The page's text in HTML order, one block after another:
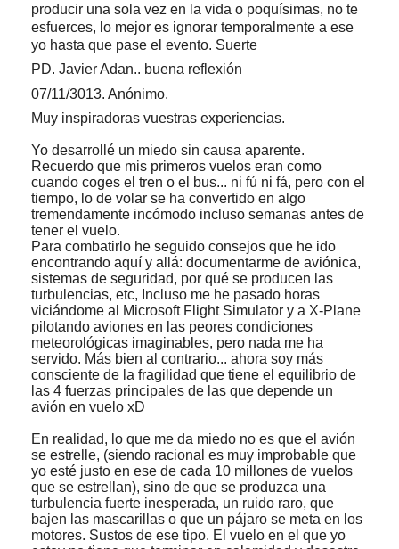
producir una sola vez en la vida o poquísimas, no te
esfuerces, lo mejor es ignorar temporalmente a ese
yo hasta que pase el evento. Suerte
PD. Javier Adan.. buena reflexión
07/11/3013. Anónimo.
Muy inspiradoras vuestras experiencias.
Yo desarrollé un miedo sin causa aparente.
Recuerdo que mis primeros vuelos eran como
cuando coges el tren o el bus... ni fú ni fá, pero con el
tiempo, lo de volar se ha convertido en algo
tremendamente incómodo incluso semanas antes de
tener el vuelo.
Para combatirlo he seguido consejos que he ido
encontrando aquí y allá: documentarme de aviónica,
sistemas de seguridad, por qué se producen las
turbulencias, etc, Incluso me he pasado horas
viciándome al Microsoft Flight Simulator y a X-Plane
pilotando aviones en las peores condiciones
meteorológicas imaginables, pero nada me ha
servido. Más bien al contrario... ahora soy más
consciente de la fragilidad que tiene el equilibrio de
las 4 fuerzas principales de las que depende un
avión en vuelo xD
En realidad, lo que me da miedo no es que el avión
se estrelle, (siendo racional es muy improbable que
yo esté justo en ese de cada 10 millones de vuelos
que se estrellan), sino de que se produzca una
turbulencia fuerte inesperada, un ruido raro, que
bajen las mascarillas o que un pájaro se meta en los
motores. Sustos de ese tipo. El vuelo en el que yo